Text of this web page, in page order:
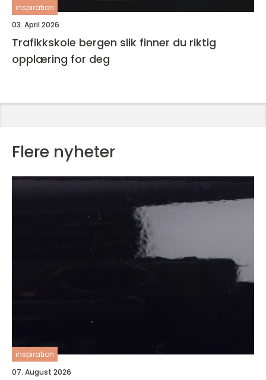
inspiration
03. April 2026
Trafikkskole bergen slik finner du riktig
opplæring for deg
Flere nyheter
inspiration
07. August 2026